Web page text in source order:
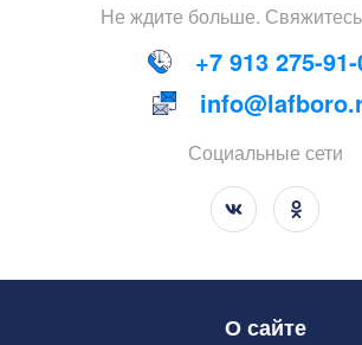
Не ждите больше. Свяжитесь
+7 913 275-
Социальные сети
О сайте